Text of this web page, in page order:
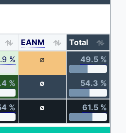
EANM
Total
% ∅ 49.5 %
% ∅ 54.3 %
% ∅ 61.5 %